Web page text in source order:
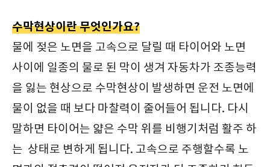
수막현상이란 무엇인가요?
물에 젖은 노면을 고속으로 달릴 때 타이어와 노면
사이에 일종의 물로 된 막이 생겨 자동차가 조종능력
을 잃는 현상으로 수막현상이 발생하면 운전 노면에
물이 없을 때 보다 마찰력이 줄어들어 됩니다. 다시
말하면 타이어는 얇은 수막 위를 비행기처럼 활주 하
는 상태로 변하게 됩니다. 고속으로 주행할수록 노